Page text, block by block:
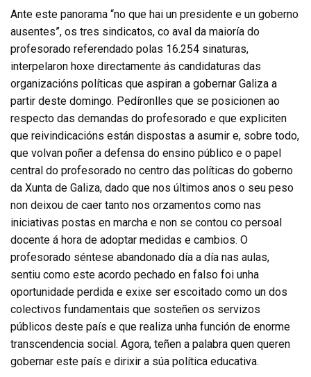
Ante este panorama “no que hai un presidente e un goberno
ausentes”, os tres sindicatos, co aval da maioría do
profesorado referendado polas 16.254 sinaturas,
interpelaron hoxe directamente ás candidaturas das
organizacións políticas que aspiran a gobernar Galiza a
partir deste domingo. Pedíronlles que se posicionen ao
respecto das demandas do profesorado e que expliciten
que reivindicacións están dispostas a asumir e, sobre todo,
que volvan poñer a defensa do ensino público e o papel
central do profesorado no centro das políticas do goberno
da Xunta de Galiza, dado que nos últimos anos o seu peso
non deixou de caer tanto nos orzamentos como nas
iniciativas postas en marcha e non se contou co persoal
docente á hora de adoptar medidas e cambios. O
profesorado séntese abandonado día a día nas aulas,
sentiu como este acordo pechado en falso foi unha
oportunidade perdida e exixe ser escoitado como un dos
colectivos fundamentais que sosteñen os servizos
públicos deste país e que realiza unha función de enorme
transcendencia social. Agora, teñen a palabra quen queren
gobernar este país e dirixir a súa política educativa.